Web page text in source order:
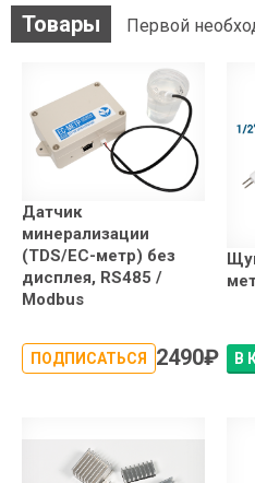
Товары Первой
Датчик
минерализации
(TDS/EC-метр) без
дисплея, RS485 /
Modbus
ПОДПИСАТЬСЯ 2490₽ В